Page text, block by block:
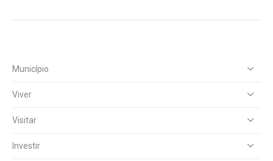
Município
Viver
Visitar
Investir